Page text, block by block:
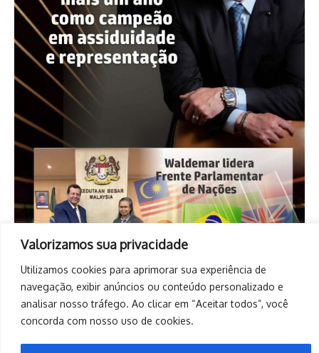
Valorizamos sua privacidade
Utilizamos cookies para aprimorar sua experiência de
navegação, exibir anúncios ou conteúdo personalizado e
analisar nosso tráfego. Ao clicar em “Aceitar todos”, você
concorda com nosso uso de cookies.